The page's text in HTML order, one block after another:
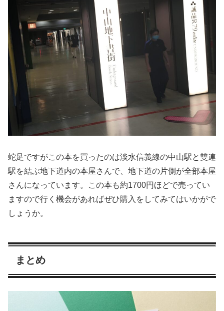
蛇足ですがこの本を買ったのは淡水信義線の中山駅と雙連
駅を結ぶ地下道内の本屋さんで、地下道の片側が全部本屋
さんになっています。この本も約1700円ほどで売ってい
ますので行く機会があればぜひ購入をしてみてはいかがで
しょうか。
まとめ